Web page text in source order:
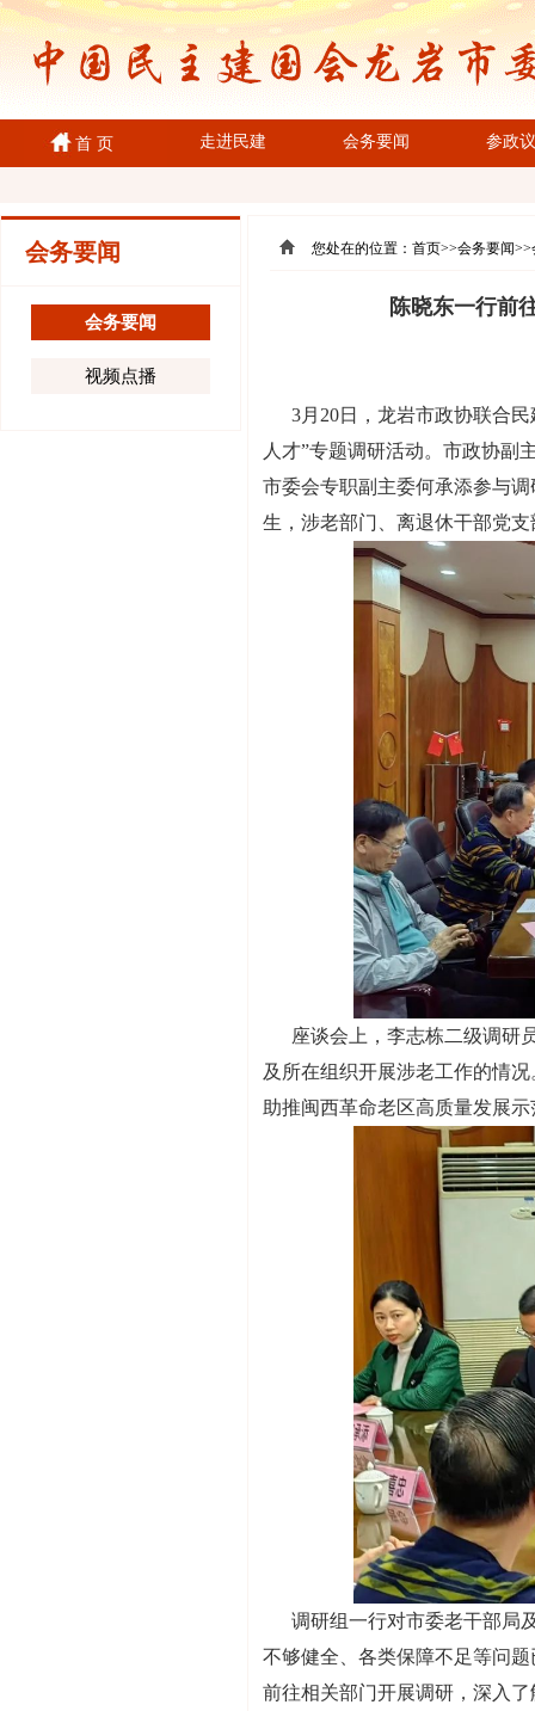
首 页 走进民建 会务要闻 参政
会务要闻
会务要闻
视频点播
您处在的位置： 首页>>会务要闻>>
陈晓东一行前
3月20日，龙岩市政协联合
人才”专题调研活动。市政协副
市委会专职副主委何承添参与
生，涉老部门、离退休干部党
座谈会上，李志栋二级调研
及所在组织开展涉老工作的情
助推闽西革命老区高质量发展
调研组一行对市委老干部局
不够健全、各类保障不足等问
前往相关部门开展调研，深入